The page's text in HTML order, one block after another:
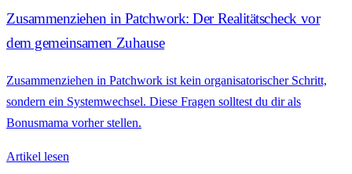
Zusammenziehen in Patchwork: Der Realitätscheck vor
dem gemeinsamen Zuhause
Zusammenziehen in Patchwork ist kein organisatorischer Schritt,
sondern ein Systemwechsel. Diese Fragen solltest du dir als
Bonusmama vorher stellen.
Artikel lesen